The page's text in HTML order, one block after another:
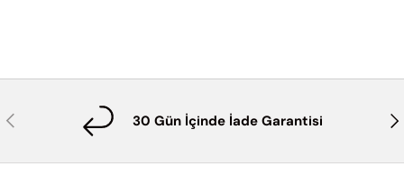
Önceki 30 Gün İçinde İade Garantisi